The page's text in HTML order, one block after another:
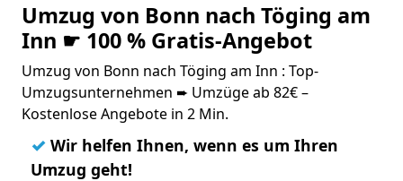
Umzug von Bonn nach Töging am
Inn ☛ 100 % Gratis-Angebot
Umzug von Bonn nach Töging am Inn : Top-
Umzugsunternehmen ➨ Umzüge ab 82€ –
Kostenlose Angebote in 2 Min.
✓ Wir helfen Ihnen, wenn es um Ihren
Umzug geht!